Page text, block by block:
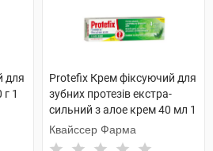
для
1
Protefix Крем фіксуючий для
зубних протезів екстра-
сильний з алое крем 40 мл 1
туба
Квайссер Фарма